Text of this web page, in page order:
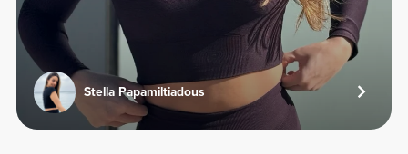
Stella Papamiltiadous